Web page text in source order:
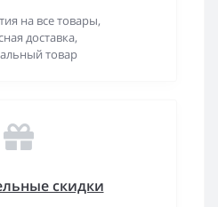
на все товары,
доставка,
товар
скидки